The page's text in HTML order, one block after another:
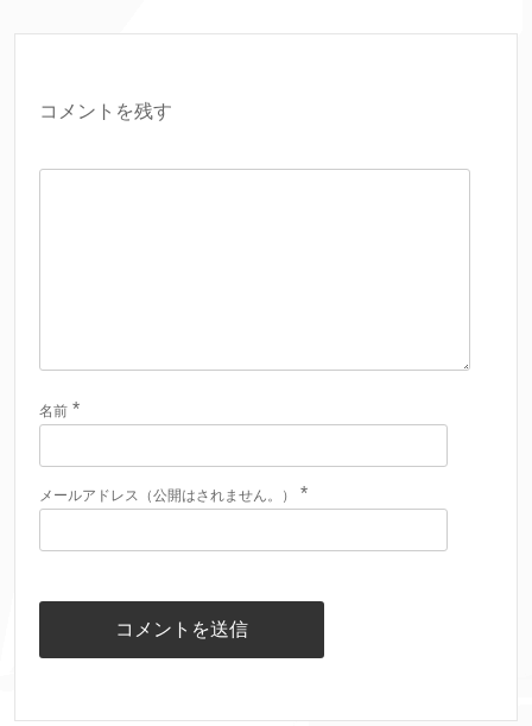
コメントを残す
名前 *
メールアドレス（公開はされません。） *